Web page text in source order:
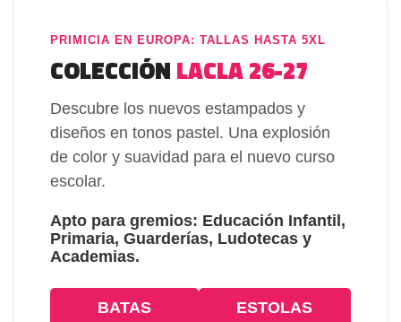
PRIMICIA EN EUROPA: TALLAS HASTA 5XL
COLECCIÓN LACLA 26-27
Descubre los nuevos estampados y
diseños en tonos pastel. Una explosión
de color y suavidad para el nuevo curso
escolar.
Apto para gremios: Educación Infantil,
Primaria, Guarderías, Ludotecas y
Academias.
BATAS ESTOLAS